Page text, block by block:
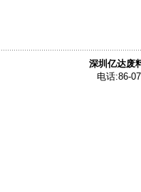
深圳亿达废
电话:86-